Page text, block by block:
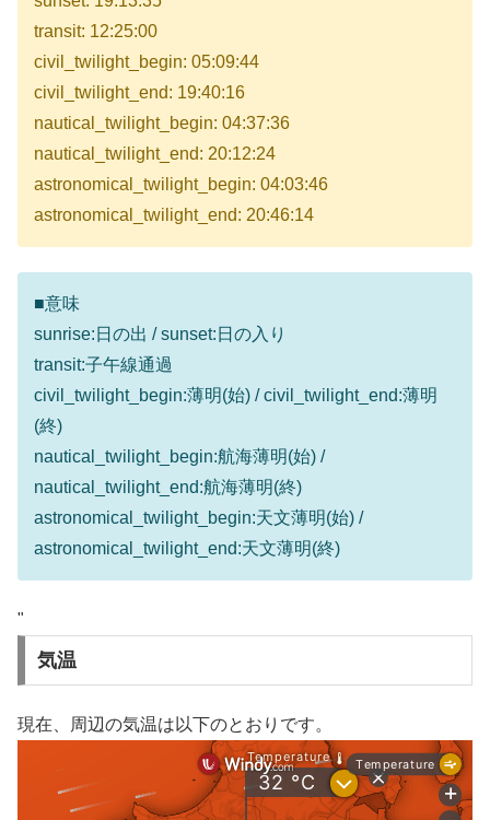
transit: 12:25:00
civil_twilight_begin: 05:09:44
civil_twilight_end: 19:40:16
nautical_twilight_begin: 04:37:36
nautical_twilight_end: 20:12:24
astronomical_twilight_begin: 04:03:46
astronomical_twilight_end: 20:46:14
■意味
sunrise:日の出 / sunset:日の入り
transit:子午線通過
civil_twilight_begin:薄明(始) / civil_twilight_end:薄明
(終)
nautical_twilight_begin:航海薄明(始) /
nautical_twilight_end:航海薄明(終)
astronomical_twilight_begin:天文薄明(始) /
astronomical_twilight_end:天文薄明(終)
"
気温
現在、周辺の気温は以下のとおりです。